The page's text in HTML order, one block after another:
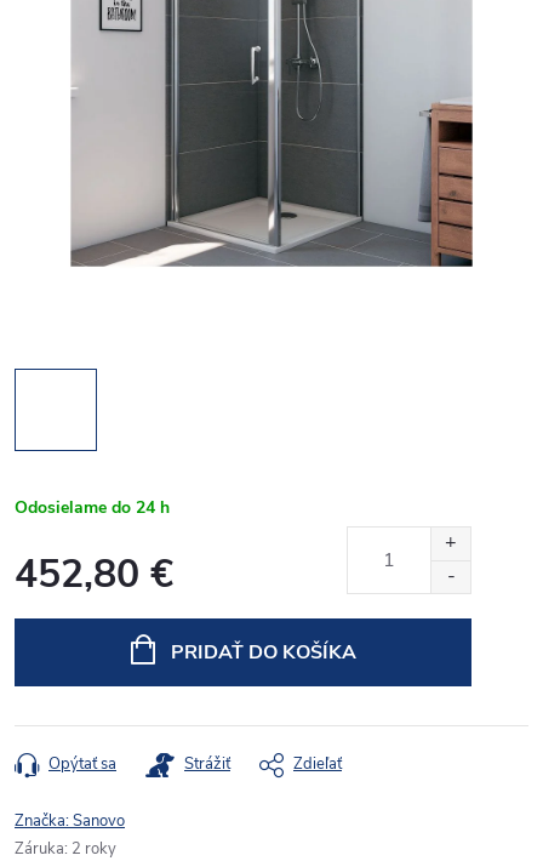
Odosielame do 24 h
452,80 €
PRIDAŤ DO KOŠÍKA
Opýtať sa Strážiť Zdieľať
Značka:Sanovo
Záruka: 2 roky